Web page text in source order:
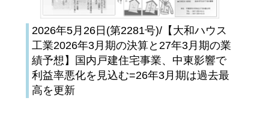
2026年5月26日(第2281号)/【大和ハウス
工業2026年3月期の決算と27年3月期の業
績予想】国内戸建住宅事業、中東影響で
利益率悪化を見込む=26年3月期は過去最
高を更新